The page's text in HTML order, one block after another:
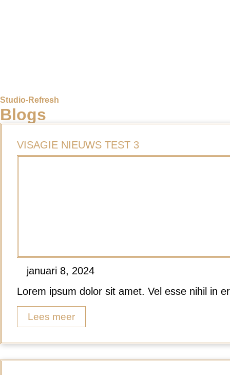
Studio-Refresh
Blogs
VISAGIE NIEUWS TEST 3
januari 8, 2024
Lorem ipsum dolor sit amet. Vel esse nihil in
Lees meer